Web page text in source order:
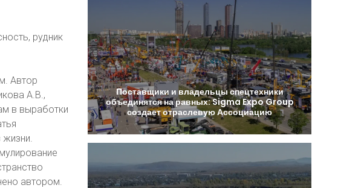
рудник
Автор
А.В.,
в выработки
жизни.
автором.
Поставщики и владельцыспецтехники
объединятсянаравных:SigmaExpoGroup
создаетотраслевуюАссоциацию